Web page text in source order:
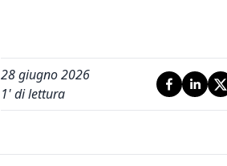
28 giugno 2026
1' di lettura